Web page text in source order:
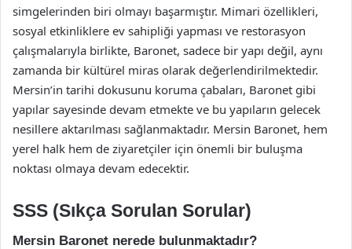
simgelerinden biri olmayı başarmıştır. Mimari özellikleri,
sosyal etkinliklere ev sahipliği yapması ve restorasyon
çalışmalarıyla birlikte, Baronet, sadece bir yapı değil, aynı
zamanda bir kültürel miras olarak değerlendirilmektedir.
Mersin’in tarihi dokusunu koruma çabaları, Baronet gibi
yapılar sayesinde devam etmekte ve bu yapıların gelecek
nesillere aktarılması sağlanmaktadır. Mersin Baronet, hem
yerel halk hem de ziyaretçiler için önemli bir buluşma
noktası olmaya devam edecektir.
SSS (Sıkça Sorulan Sorular)
Mersin Baronet nerede bulunmaktadır?